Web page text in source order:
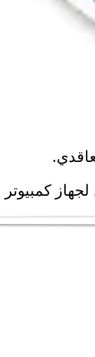
هي تكلفة مدعومة تبلغ حوالي 570